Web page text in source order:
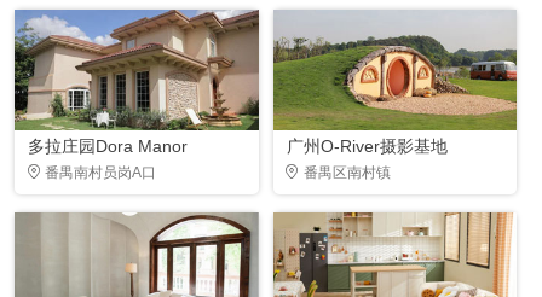
多拉庄园Dora Manor
番禺南村员岗A口
广州O-River摄影基地
番禺区南村镇